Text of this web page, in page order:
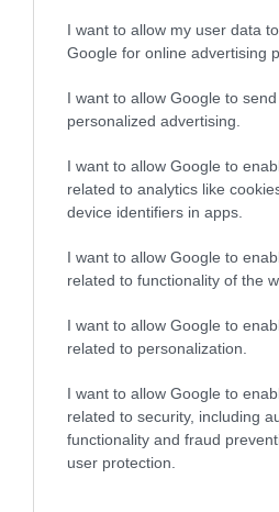
I want to allow my user data
Google for online advertising
I want to allow Google to
personalized advertising.
I want to allow Google to
related to analytics like
device identifiers in apps.
I want to allow Google to
related to functionality of the
I want to allow Google to
related to personalization.
I want to allow Google to
related to security, including
functionality and fraud
user protection.
Tízéves vasútfejlesztési
A kormányciklusokon átívelő
Magyar Péter a Baross Gábor
budapesti…